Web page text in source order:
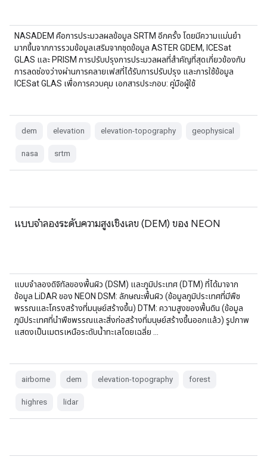
NASADEM คือการประมวลผลข้อมูล SRTM อีกครั้ง โดยมีความแม่นยำ
มากขึ้นจากการรวมข้อมูลเสริมจากชุดข้อมูล ASTER GDEM, ICESat
GLAS และ PRISM การปรับปรุงการประมวลผลที่สำคัญที่สุดเกี่ยวข้องกับ
การลดช่องว่างผ่านการคลายเฟสที่ได้รับการปรับปรุง และการใช้ข้อมูล
ICESat GLAS เพื่อการควบคุม เอกสารประกอบ: คู่มือผู้ใช้
dem elevation elevation-topography geophysical
nasa srtm
แบบจำลองระดับความสูงเชิงเลข (DEM) ของ NEON
แบบจำลองดิจิทัลของพื้นผิว (DSM) และภูมิประเทศ (DTM) ที่ได้มาจาก
ข้อมูล LiDAR ของ NEON DSM: ลักษณะพื้นผิว (ข้อมูลภูมิประเทศที่มีพืช
พรรณและโครงสร้างที่มนุษย์สร้างขึ้น) DTM: ความสูงของพื้นดิน (ข้อมูล
ภูมิประเทศที่นำพืชพรรณและสิ่งก่อสร้างที่มนุษย์สร้างขึ้นออกแล้ว) รูปภาพ
แสดงเป็นเมตรเหนือระดับน้ำทะเลโดยเฉลี่ย …
airborne dem elevation-topography forest
highres lidar